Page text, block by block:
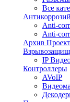
Все
Anti-
Anti-
Архив
IP
Контроллеры
AVoIP